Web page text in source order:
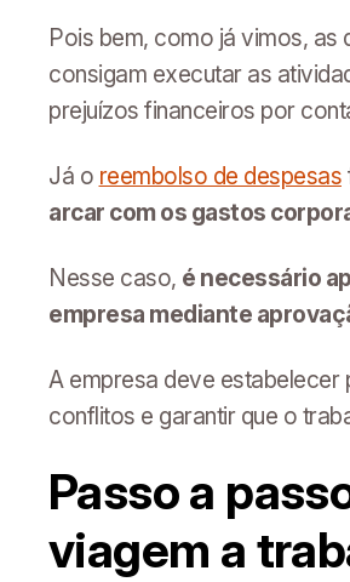
Pois bem, como já vimos,
consigam executar as
prejuízos financeiros por
Já o reembolso de despesas
arcar com os gastos
Nesse caso, é necessário
empresa mediante
A empresa deve
conflitos e garantir que o
Passo a
viagem a